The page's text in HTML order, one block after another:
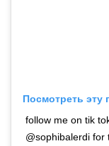
Посмотреть эту
follow me on tik
@sophibalerdi for